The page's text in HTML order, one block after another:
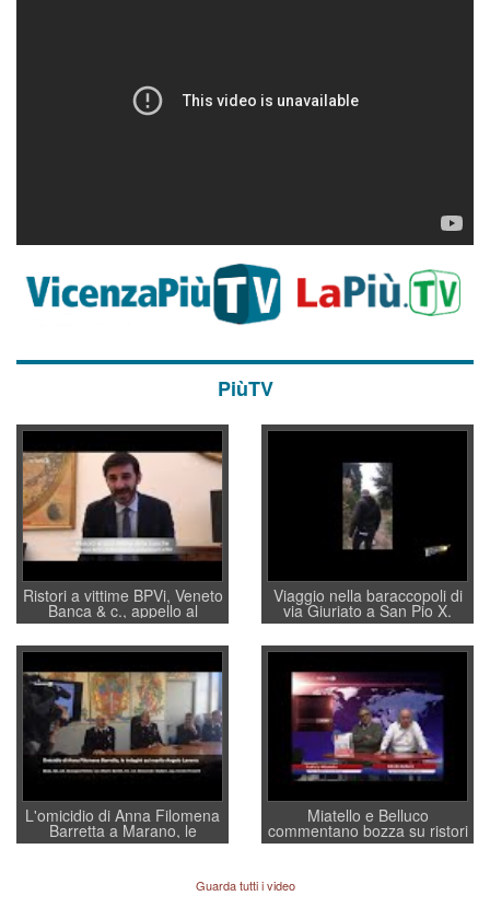
PiùTV
Ristori a vittime BPVi, Veneto
Banca & c., appello al
sottosegretario Alessio
Villarosa: per mettere ordine
convochi con Di Maio CNCU
a supporto della cabina di
regia al Mef
Viaggio nella baraccopoli di
via Giuriato a San Pio X.
Vicenza ai Vicentini: “faremo
un regalo di Natale ai
residenti”
L'omicidio di Anna Filomena
Barretta a Marano, le
indagini dei carabinieri di
Lavarra: più avvincenti di
quelle di... Barbara D'Urso
Miatello e Belluco
commentano bozza su ristori
BPVi e Veneto Banca
Guarda tutti i video